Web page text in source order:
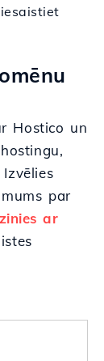
Hostico un
par
ar